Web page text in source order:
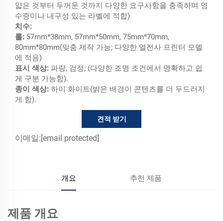
얇은 것부터 두꺼운 것까지 다양한 요구사항을 충족하며 영
수증이나 내구성 있는 라벨에 적합)
치수:
롤: 57mm*38mm, 57mm*50mm, 75mm*70mm,
80mm*80mm(맞춤 제작 가능; 다양한 열전사 프린터 모델
에 적응)
표시 색상: 파랑, 검정; (다양한 조명 조건에서 명확하고 쉽
게 구분 가능함).
종이 색상: 하이 화이트(밝은 배경이 콘텐츠를 더 두드러지
게 함).
견적 받기
이메일:[email protected]
개요 추천 제품
제품 개요